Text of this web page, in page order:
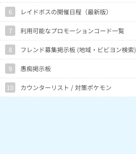
6 レイドボスの開催日程（最新版）
7 利用可能なプロモーションコード一覧
8 フレンド募集掲示板 (地域・ビビヨン検索)
9 愚痴掲示板
10 カウンターリスト / 対策ポケモン